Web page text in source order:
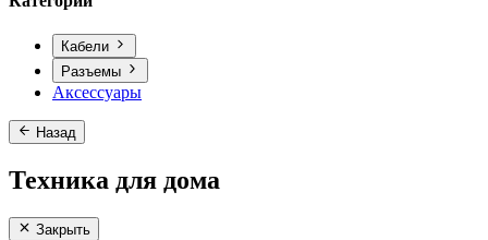
Кабели
Разъемы
Аксессуары
Назад
Техника для дома
Закрыть